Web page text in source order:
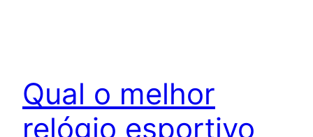
Qual o melhor
relógio esportivo